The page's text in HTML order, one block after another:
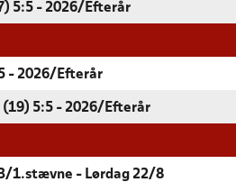
5:5 - 2026/Efterår
- 2026/Efterår
(19) 5:5 - 2026/Efterår
1.stævne - Lørdag 22/8